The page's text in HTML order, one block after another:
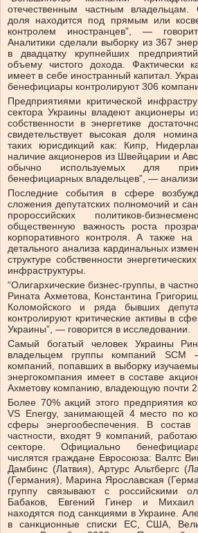
отечественным частным владельцам.
доля находится под прямым или
контролем иностранцев”, —
Аналитики сделали выборку из 367
в двадцатку крупнейших
объему чистого дохода. Фактически
имеет в себе иностранный капитал.
бенефициары контролируют 306
Предприятиями критической
сектора Украины владеют акционеры
собственности в энергетике
свидетельствует высокая доля
таких юрисдикций как: Кипр,
наличие акционеров из Швейцарии и
обычно используемых для
бенефициарных владельцев”, —
Последние события в сфере
сложения депутатских полномочий и
пророссийских политиков-
общественную важность роста
корпоративного контроля. А также
детального анализа кардинальных
структуре собственности
инфраструктуры.
“Олигархические бизнес-группы, в
Рината Ахметова, Константина
Коломойского и ряда бывших
контролируют критические активы в
Украины”, — говорится в исследовании.
Самый богатый человек Украины
владельцем группы компаний
компаний, попавших в выборку
энергокомпания имеет в составе
Ахметову компанию, владеющую почти
Более 70% акций этого предприятия
VS Energy, занимающей 4 место по
сферы энергообеспечения. В
частности, входят 9 компаний,
секторе. Официально
числятся граждане Евросоюза: Валтс
Дамбинс (Латвия), Артурс Альтбергс
(Германия), Марина Ярославская
группу связывают с российскими
Бабаков, Евгений Гинер и Михаил
находятся под санкциями в Украине.
в санкционные списки ЕС, США,